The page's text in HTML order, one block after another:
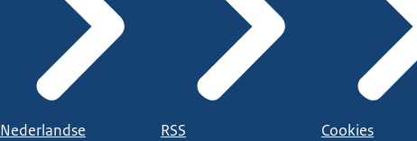
Nederlandse
RSS Cookies